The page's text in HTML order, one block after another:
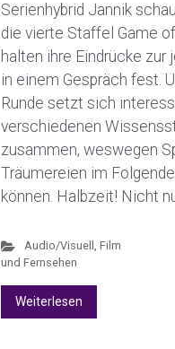
Serienhybrid Jannik
die vierte Staffel Game
halten ihre Eindrücke zur
in einem Gespräch fest.
Runde setzt sich
verschiedenen
zusammen, weswegen
Träumereien im
können. Halbzeit! Nicht
Audio/Visuell , Film
und Fernsehen
Weiterlesen